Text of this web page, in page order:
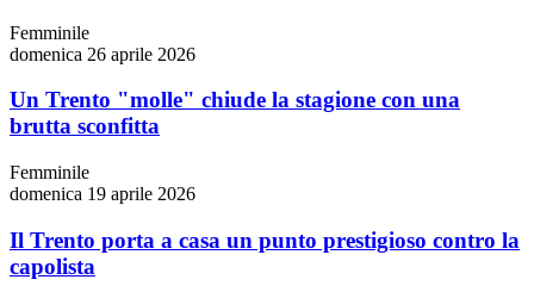
Femminile
domenica 26 aprile 2026
Un Trento "molle" chiude la stagione con una
brutta sconfitta
Femminile
domenica 19 aprile 2026
Il Trento porta a casa un punto prestigioso contro la
capolista